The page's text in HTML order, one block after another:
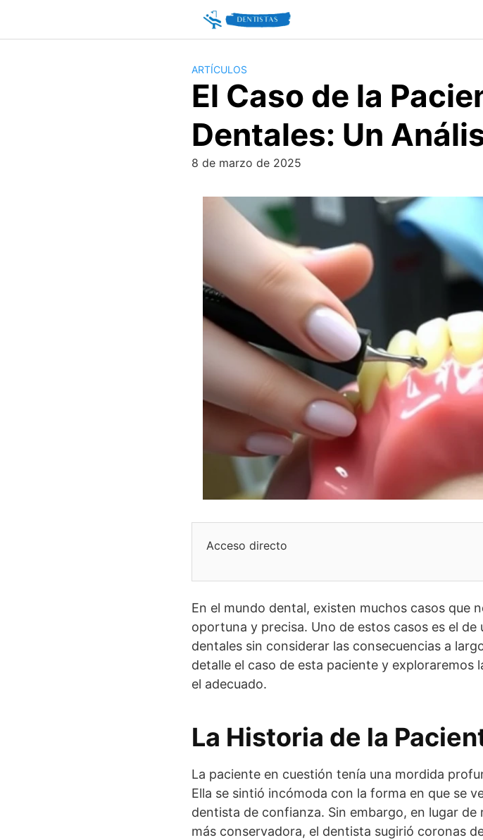
content
ARTÍCULOS
El Caso de la
Dentales: Un
8 de marzo de 2025
Acceso directo
En el mundo dental, existen muchos casos que
oportuna y precisa. Uno de estos casos es el
dentales sin considerar las consecuencias a
detalle el caso de esta paciente y
el adecuado.
La Historia de la
La paciente en cuestión tenía una mordida
Ella se sintió incómoda con la forma en que se
dentista de confianza. Sin embargo, en lugar
más conservadora, el dentista sugirió coronas